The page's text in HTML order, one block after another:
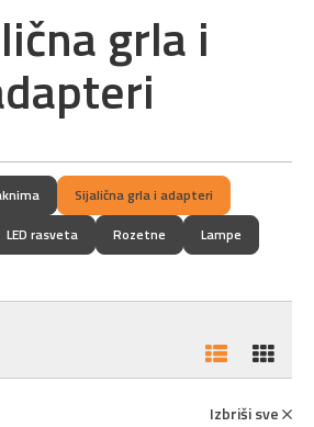
grla i
Sijalična grla i adapteri
LED rasveta Rozetne Lampe
Izbriši sve